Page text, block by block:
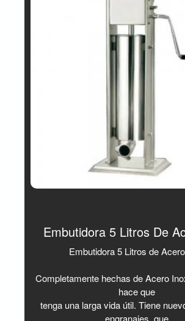
Embutidora 5 Litros De
Embutidora 5 Litros de
Completamente hechas de Acero
hace que
tenga una larga vida útil. Tiene
engranajes, que